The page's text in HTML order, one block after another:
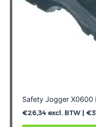
Safety Jogger
€26,34excl. BTW | €